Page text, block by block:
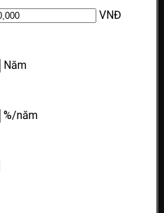
VNĐ
Năm
%/năm